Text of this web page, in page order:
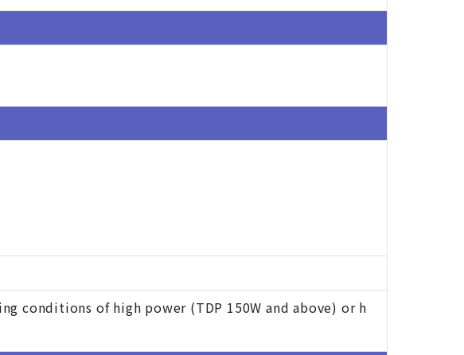
conditions of high power (TDP 150W and above) or h